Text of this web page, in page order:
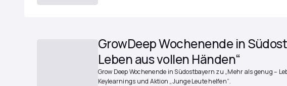
GrowDeep Wochenende in
Leben aus vollen Händen“
Grow Deep Wochenende in Südostbayern zu „Mehr als genug –
Keylearnings und Aktion „Junge Leute helfen“.